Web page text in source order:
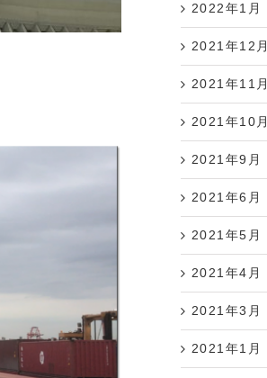
2022年1月
2021年12月
2021年11月
2021年10月
2021年9月
2021年6月
2021年5月
2021年4月
2021年3月
2021年1月